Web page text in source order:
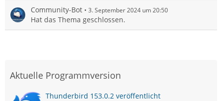
Community-Bot 3. September 2024 um 20:50
Hat das Thema geschlossen.
Aktuelle Programmversion
Thunderbird 153.0.2 veröffentlicht